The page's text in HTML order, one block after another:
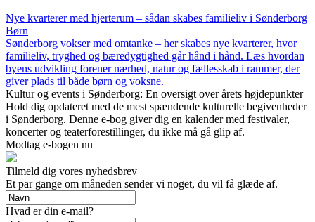
Nye kvarterer med hjerterum – sådan skabes familieliv i Sønderborg
Børn
Sønderborg vokser med omtanke – her skabes nye kvarterer, hvor
familieliv, tryghed og bæredygtighed går hånd i hånd. Læs hvordan
byens udvikling forener nærhed, natur og fællesskab i rammer, der
giver plads til både børn og voksne.
Kultur og events i Sønderborg: En oversigt over årets højdepunkter
Hold dig opdateret med de mest spændende kulturelle begivenheder
i Sønderborg. Denne e-bog giver dig en kalender med festivaler,
koncerter og teaterforestillinger, du ikke må gå glip af.
Modtag e-bogen nu
Tilmeld dig vores nyhedsbrev
Et par gange om måneden sender vi noget, du vil få glæde af.
Hvad er din e-mail?